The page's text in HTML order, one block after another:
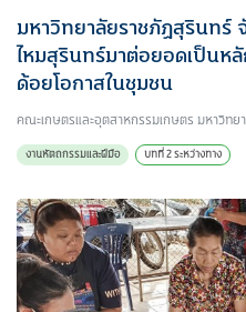
มหาวิทยาลัยราชภัฏสุรินท
ไหมสุรินทร์มาต่อยอดเป็นห
ด้อยโอกาสในชุมชน
คณะเกษตรและอุตสาหกรรมเกษตร มหาวิท
งานหัตถกรรมและฝีมือ บทที่ 2 ระหว่างทาง